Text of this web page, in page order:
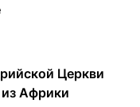
Церкви
Африки